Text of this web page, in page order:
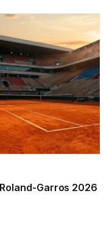
Garros 2026